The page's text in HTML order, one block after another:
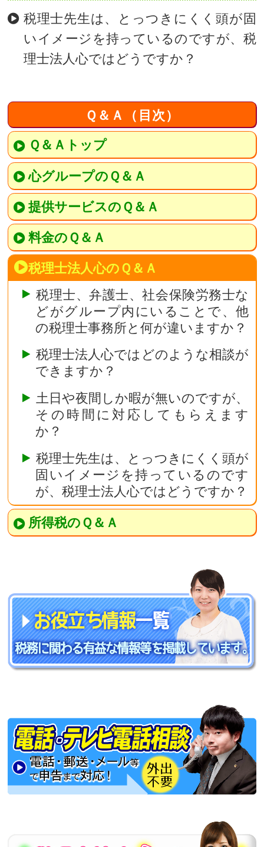
税理士先生は、とっつきにくく頭が固
いイメージを持っているのですが、税
理士法人心ではどうですか？
Ｑ＆Ａ（目次）
Ｑ＆Ａトップ
心グループのＱ＆Ａ
提供サービスのＱ＆Ａ
料金のＱ＆Ａ
税理士法人心のＱ＆Ａ
税理士、弁護士、社会保険労務士な
どがグループ内にいることで、他
の税理士事務所と何が違いますか？
税理士法人心ではどのような相談が
できますか？
土日や夜間しか暇が無いのですが、
その時間に対応してもらえます
か？
税理士先生は、とっつきにくく頭が
固いイメージを持っているのです
が、税理士法人心ではどうですか？
所得税のＱ＆Ａ